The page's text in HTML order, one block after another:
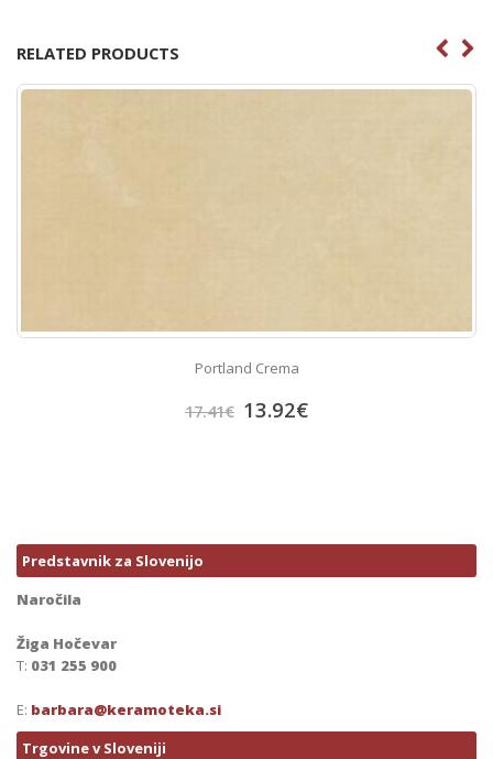
RELATED PRODUCTS
Portland Crema
17.41€ 13.92€
Predstavnik za Slovenijo
Naročila
Žiga Hočevar
T: 031 255 900
E: barbara@keramoteka.si
Trgovine v Sloveniji